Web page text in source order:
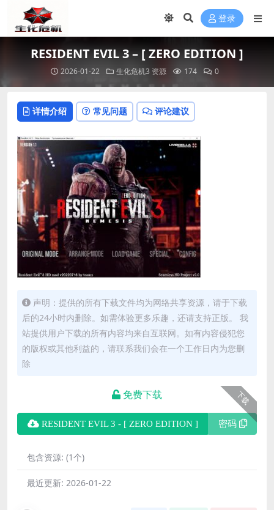
登录
RESIDENT EVIL 3 – [ ZERO EDITION ]
2026-01-22 生化危机3 资源 174 0
详情介绍 常见问题 评论建议
声明：提供的所有下载文件均为网络共享资源，请于下载
后的24小时内删除。如需体验更多乐趣，还请支持正版。 我
站提供用户下载的所有内容均来自互联网。如有内容侵犯您
的版权或其他利益的，请联系我们会在一个工作日内为您删
除
下载
免费下载
RESIDENT EVIL 3 - [ ZERO EDITION ] 密码
包含资源: (1个)
最近更新: 2026-01-22